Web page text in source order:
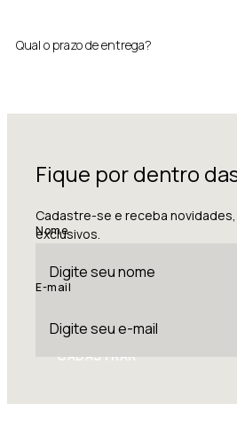
Qual o prazo de entrega?
Fique por dentro
Cadastre-se e receba
exclusivos.
Nome
E-mail
CADASTRAR